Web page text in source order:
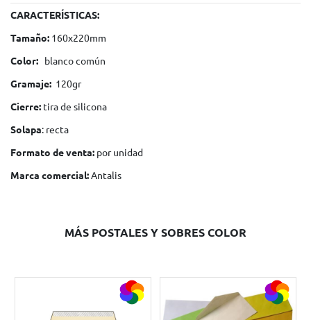
CARACTERÍSTICAS:
Tamaño: 160x220mm
Color: blanco común
Gramaje: 120gr
Cierre: tira de silicona
Solapa: recta
Formato de venta: por unidad
Marca comercial:Antalis
MÁS POSTALES Y SOBRES COLOR